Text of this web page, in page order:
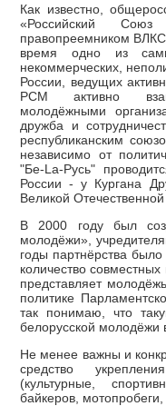
Как известно,
«Российский
правопреемником
время одно из
некоммерческих,
России, ведущих
РСМ активно
молодёжными
дружба и
республиканским
независимо от
"Бе-La-Русь"
России - у Кургана
Великой Отечественной
В 2000 году был
молодёжи»,
годы партнёрства
количество
представляет
политике
так понимаю, что
белорусской
Не менее важны и
средство
(культурные,
байкеров, мотопробеги,